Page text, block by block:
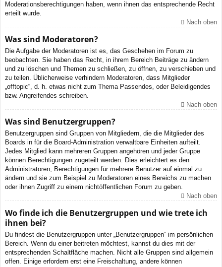
Moderationsberechtigungen haben, wenn ihnen das entsprechende Recht
erteilt wurde.
Nach oben
Was sind Moderatoren?
Die Aufgabe der Moderatoren ist es, das Geschehen im Forum zu
beobachten. Sie haben das Recht, in ihrem Bereich Beiträge zu ändern
und zu löschen und Themen zu schließen, zu öffnen, zu verschieben und
zu teilen. Üblicherweise verhindern Moderatoren, dass Mitglieder
„offtopic“, d. h. etwas nicht zum Thema Passendes, oder Beleidigendes
bzw. Angreifendes schreiben.
Nach oben
Was sind Benutzergruppen?
Benutzergruppen sind Gruppen von Mitgliedern, die die Mitglieder des
Boards in für die Board-Administration verwaltbare Einheiten aufteilt.
Jedes Mitglied kann mehreren Gruppen angehören und jeder Gruppe
können Berechtigungen zugeteilt werden. Dies erleichtert es den
Administratoren, Berechtigungen für mehrere Benutzer auf einmal zu
ändern und sie zum Beispiel zu Moderatoren eines Bereichs zu machen
oder ihnen Zugriff zu einem nichtöffentlichen Forum zu geben.
Nach oben
Wo finde ich die Benutzergruppen und wie trete ich
ihnen bei?
Du findest die Benutzergruppen unter „Benutzergruppen“ im persönlichen
Bereich. Wenn du einer beitreten möchtest, kannst du dies mit der
entsprechenden Schaltfläche machen. Nicht alle Gruppen sind allgemein
offen. Einige erfordern erst eine Freischaltung, andere können